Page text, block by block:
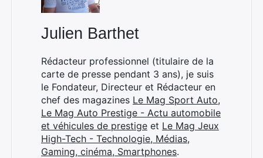
Julien Barthet
Rédacteur professionnel (titulaire de la
carte de presse pendant 3 ans), je suis
le Fondateur, Directeur et Rédacteur en
chef des magazines Le Mag Sport Auto,
Le Mag Auto Prestige - Actu automobile
et véhicules de prestige et Le Mag Jeux
High-Tech - Technologie, Médias,
Gaming, cinéma, Smartphones.
Rechercher